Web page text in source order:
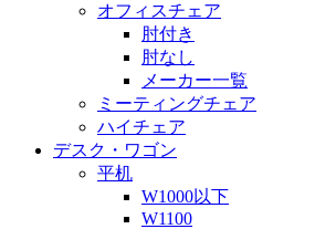
オフィスチェア
肘付き
肘なし
メーカー一覧
ミーティングチェア
ハイチェア
デスク・ワゴン
平机
W1000以下
W1100